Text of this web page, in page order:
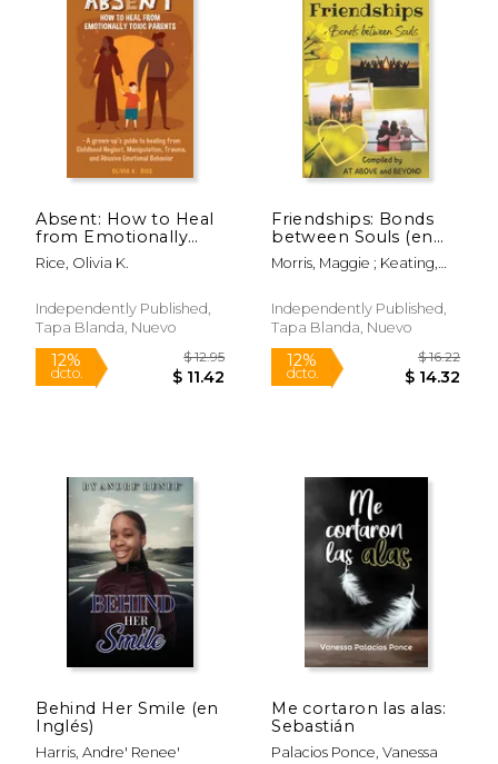
12%
dcto.
15%
dcto.
12%
dcto. $ 15.68
12%
dcto.
Absent: How to Heal
from Emotionally
Toxic Parents - A
Grown-Up's Guide to
Childhood Neglect,
Manipulation, Traum
Rice, Olivia K.
Independently Published,
Tapa Blanda, Nuevo
Friendships: Bonds
between Souls (en
Inglés)
Morris, Maggie ; Keating,
Above
Independently Published,
Tapa Blanda, Nuevo
Behind Her Smile (en
Inglés)
Harris, Andre' Renee'
Me cortaron las alas:
Sebastián
Palacios Ponce, Vanessa